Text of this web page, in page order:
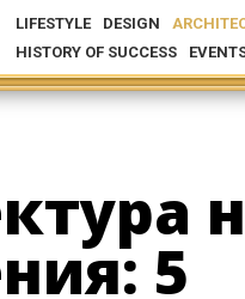
LIFESTYLE DESIGN
HISTORY OF SUCCESS
5